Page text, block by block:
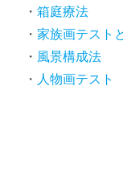
箱庭療法
家族画テスト
風景構成法
人物画テスト